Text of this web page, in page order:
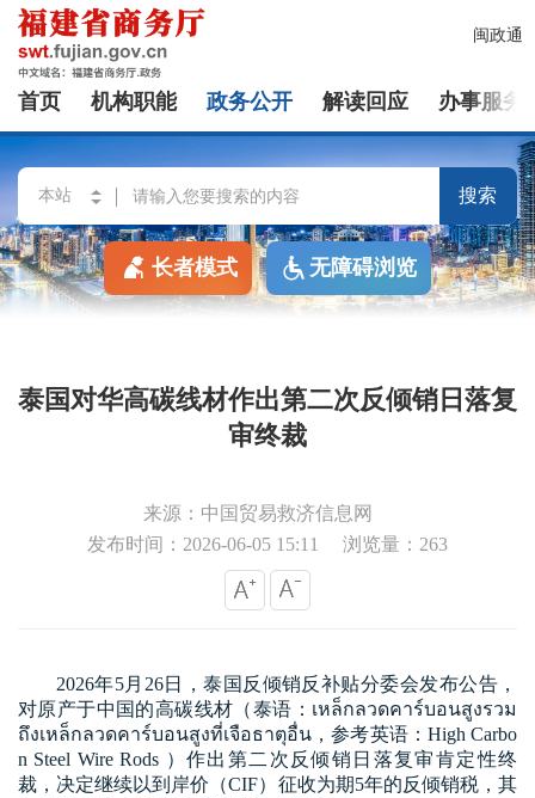
闽政通
首页 机构职能 政务公开 解读回应 办事服务
搜索
长者模式 无障碍浏览
泰国对华高碳线材作出第二次反倾销日落复
审终裁
来源：中国贸易救济信息网
发布时间：2026-06-05 15:11
浏览量：263
2026年5月 26日，泰国反倾销反补贴分委会发布公告，
对原产于中国的高碳线材（泰语： เหล็กลวดคาร์บอนสูงรวม
ถึงเหล็กลวดคาร์บอนสูงที่เจือธาตุอื่น ，参考英语： High Carbo
n Steel Wire Rods ）作出第二次反倾销日落复审肯定性终
裁，决定继续以到岸价（CIF）征收为期5年的反倾销税，其